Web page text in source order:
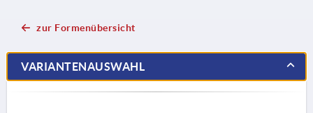
zur Formenübersicht
VARIANTENAUSWAHL